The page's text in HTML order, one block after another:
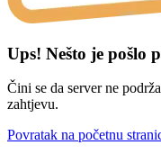
Ups! Nešto je pošlo
Čini se da server ne
zahtjevu.
Povratak na početnu